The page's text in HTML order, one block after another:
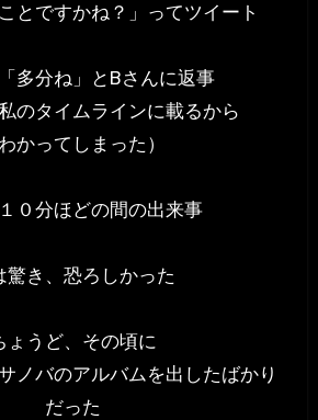
とですかね？」ってツイート
多分ね」とBさんに返事
のタイムラインに載るから
かってしまった）
０分ほどの間の出来事
驚き、恐ろしかった
ょうど、その頃に
ノバのアルバムを出したばかり
だった